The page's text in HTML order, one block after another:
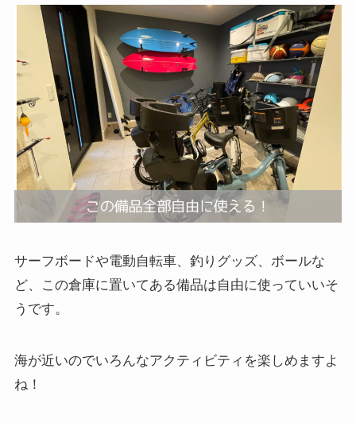
サーフボードや電動自転車、釣りグッズ、ボールな
ど、この倉庫に置いてある備品は自由に使っていいそ
うです。
海が近いのでいろんなアクティビティを楽しめますよ
ね！